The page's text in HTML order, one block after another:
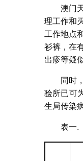
澳门
理工作和
工作地点
衫裤，在
出疹等疑
同时
验所已可
生局传染
表一.